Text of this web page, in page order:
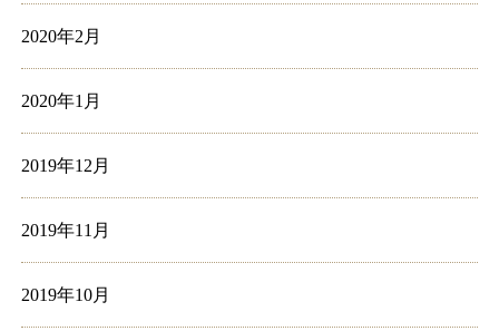
2020年2月
2020年1月
2019年12月
2019年11月
2019年10月